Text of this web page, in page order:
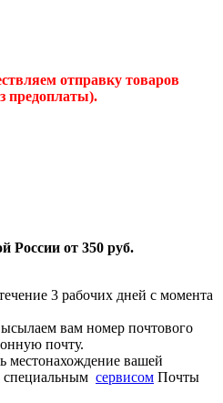
отправку товаров
предоплаты).
России от 350 руб.
3 рабочих дней с момента
вам номер почтового
почту.
местонахождение вашей
специальным сервисом Почты